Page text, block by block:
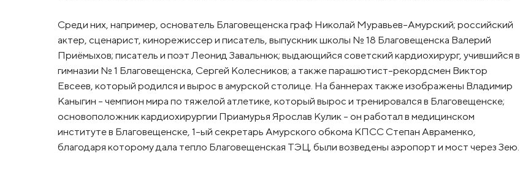
Среди них, например, основатель Благовещенска граф Николай Муравьев-Амурский; российский
актер, сценарист, кинорежиссер и писатель, выпускник школы № 18 Благовещенска Валерий
Приёмыхов; писатель и поэт Леонид Завальнюк; выдающийся советский кардиохирург, учившийся в
гимназии № 1 Благовещенска, Сергей Колесников; а также парашютист-рекордсмен Виктор
Евсеев, который родился и вырос в амурской столице. На баннерах также изображены Владимир
Каныгин – чемпион мира по тяжелой атлетике, который вырос и тренировался в Благовещенске;
основоположник кардиохирургии Приамурья Ярослав Кулик – он работал в медицинском
институте в Благовещенске, 1-ый секретарь Амурского обкома КПСС Степан Авраменко,
благодаря которому дала тепло Благовещенская ТЭЦ, были возведены аэропорт и мост через Зею.